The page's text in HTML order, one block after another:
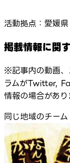
活動拠点：愛媛県
掲載情報に関
※記事内の動画、
ラムがTwitter,
情報の場合があり
同じ地域のチーム